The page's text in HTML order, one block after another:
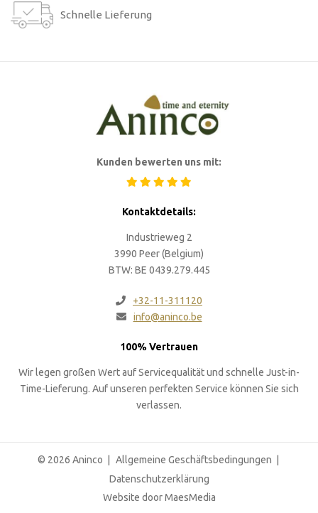
Schnelle Lieferung
Kunden bewerten uns mit:
Kontaktdetails:
Industrieweg 2
3990 Peer (Belgium)
BTW: BE 0439.279.445
+32-11-311120
info@aninco.be
100% Vertrauen
Wir legen großen Wert auf Servicequalität und schnelle Just-in-
Time-Lieferung. Auf unseren perfekten Service können Sie sich
verlassen.
© 2026 Aninco
Allgemeine Geschäftsbedingungen
Datenschutzerklärung
Website door MaesMedia